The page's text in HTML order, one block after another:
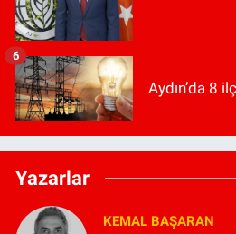
Aydın’da 8
6
Yazarlar
KEMAL BAŞARAN